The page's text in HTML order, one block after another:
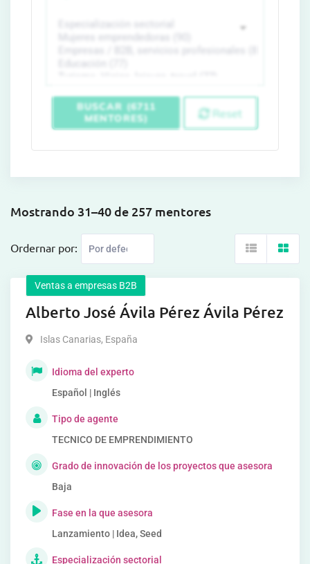
BUSCAR (6711
MENTORES)
Reset
Mostrando 31–40 de 257 mentores
Ordernar por:
Ventas a empresas B2B
Alberto José Ávila Pérez Ávila Pérez
Islas Canarias, España
Idioma del experto
Español | Inglés
Tipo de agente
TECNICO DE EMPRENDIMIENTO
Grado de innovación de los proyectos que asesora
Baja
Fase en la que asesora
Lanzamiento | Idea, Seed
Especialización sectorial